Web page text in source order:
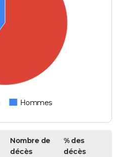
Hommes
Nombre de
décès
% des
décès